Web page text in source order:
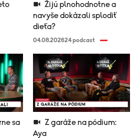
navyše dokázali splodiť
dieťa?
04.08.202624 podcast
Aya